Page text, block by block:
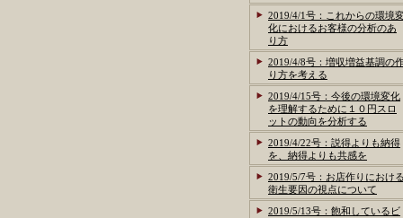
2019/4/1号：これからの環境
化におけるお客様の分析のあ
り方
2019/4/8号：増収増益基調の
り方を考える
2019/4/15号：今後の環境変化
を理解するために１０円スロ
ットの動向を分析する
2019/4/22号：説得よりも納得
を、納得よりも共感を
2019/5/7号：お店作りにおける
衛生要因の視点について
2019/5/13号：飽和しているビ